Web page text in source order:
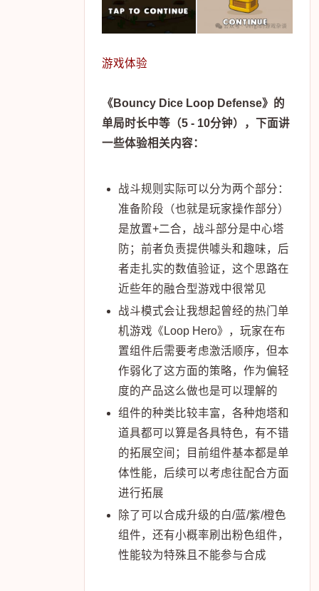
游戏体验
《Bouncy Dice Loop Defense》的
单局时长中等（5 - 10分钟），下面讲
一些体验相关内容：
战斗规则实际可以分为两个部分：
准备阶段（也就是玩家操作部分）
是放置+二合，战斗部分是中心塔
防；前者负责提供噱头和趣味，后
者走扎实的数值验证，这个思路在
近些年的融合型游戏中很常见
战斗模式会让我想起曾经的热门单
机游戏《Loop Hero》，玩家在布
置组件后需要考虑激活顺序，但本
作弱化了这方面的策略，作为偏轻
度的产品这么做也是可以理解的
组件的种类比较丰富，各种炮塔和
道具都可以算是各具特色，有不错
的拓展空间；目前组件基本都是单
体性能，后续可以考虑往配合方面
进行拓展
除了可以合成升级的白/蓝/紫/橙色
组件，还有小概率刷出粉色组件，
性能较为特殊且不能参与合成